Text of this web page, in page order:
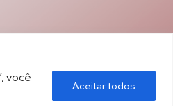
você
Aceitar todos